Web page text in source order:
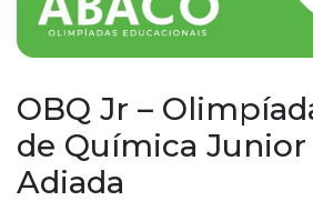
OBQ Jr –
de Química Junior
Adiada